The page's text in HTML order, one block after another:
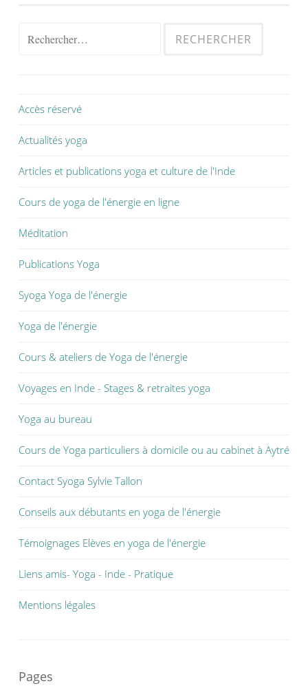
Accès réservé
Actualités yoga
Articles et publications yoga et culture de l'Inde
Cours de yoga de l'énergie en ligne
Méditation
Publications Yoga
Syoga Yoga de l'énergie
Yoga de l'énergie
Cours & ateliers de Yoga de l'énergie
Voyages en Inde - Stages & retraites yoga
Yoga au bureau
Cours de Yoga particuliers à domicile ou au cabinet à Aytré
Contact Syoga Sylvie Tallon
Conseils aux débutants en yoga de l'énergie
Témoignages Elèves en yoga de l'énergie
Liens amis- Yoga - Inde - Pratique
Mentions légales
Pages